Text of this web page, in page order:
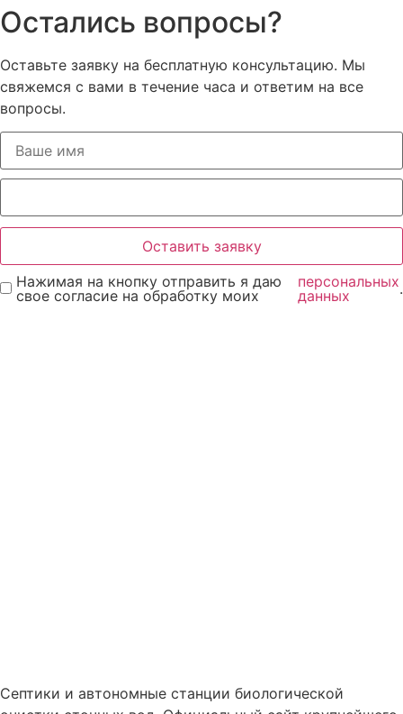
Остались вопросы?
Оставьте заявку на бесплатную консультацию. Мы
свяжемся с вами в течение часа и ответим на все
вопросы.
Оставить заявку
Нажимая на кнопку отправить я даю
свое согласие на обработку моих
персональных
данных
.
Cептики и автономные станции биологической